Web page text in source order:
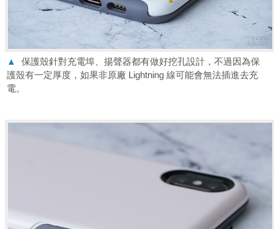
▲
保護殼針對充電埠、揚聲器都有做好挖孔設計，不過因為保
護殼有一定厚度，如果非原廠 Lightning 線可能會無法插進去充
電。